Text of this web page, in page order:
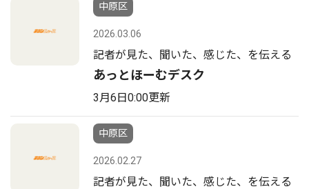
中原区
2026.03.06
記者が見た、聞いた、感じた、を伝える
あっとほーむデスク
3月6日0:00更新
中原区
2026.02.27
記者が見た、聞いた、感じた、を伝える